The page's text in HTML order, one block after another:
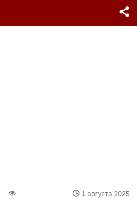
1 августа 2025